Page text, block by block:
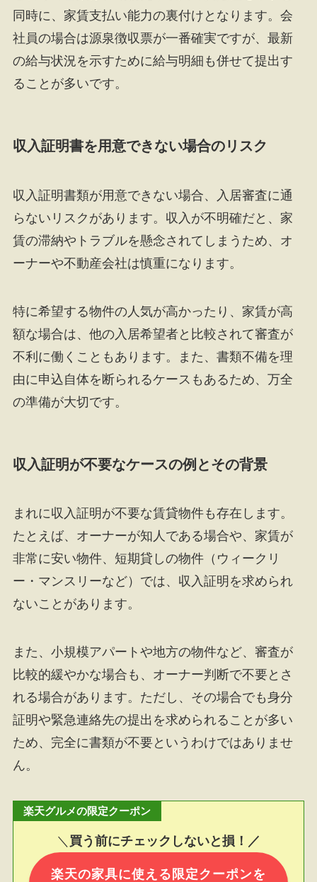
同時に、家賃支払い能力の裏付けとなります。会
社員の場合は源泉徴収票が一番確実ですが、最新
の給与状況を示すために給与明細も併せて提出す
ることが多いです。
収入証明書を用意できない場合のリスク
収入証明書類が用意できない場合、入居審査に通
らないリスクがあります。収入が不明確だと、家
賃の滞納やトラブルを懸念されてしまうため、オ
ーナーや不動産会社は慎重になります。
特に希望する物件の人気が高かったり、家賃が高
額な場合は、他の入居希望者と比較されて審査が
不利に働くこともあります。また、書類不備を理
由に申込自体を断られるケースもあるため、万全
の準備が大切です。
収入証明が不要なケースの例とその背景
まれに収入証明が不要な賃貸物件も存在します。
たとえば、オーナーが知人である場合や、家賃が
非常に安い物件、短期貸しの物件（ウィークリ
ー・マンスリーなど）では、収入証明を求められ
ないことがあります。
また、小規模アパートや地方の物件など、審査が
比較的緩やかな場合も、オーナー判断で不要とさ
れる場合があります。ただし、その場合でも身分
証明や緊急連絡先の提出を求められることが多い
ため、完全に書類が不要というわけではありませ
ん。
楽天グルメの限定クーポン
＼ 買う前にチェックしないと損！／
楽天の家具に使える限定クーポンを